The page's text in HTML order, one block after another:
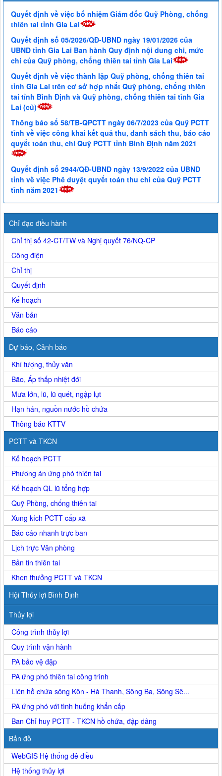
Quyết định về việc bổ nhiệm Giám đốc Quỹ Phòng, chống
thiên tai tỉnh Gia Lai
Quyết định số 05/2026/QĐ-UBND ngày 19/01/2026 của
UBND tỉnh Gia Lai Ban hành Quy định nội dung chi, mức
chi của Quỹ phòng, chống thiên tai tỉnh Gia Lai
Quyết định về việc thành lập Quỹ phòng, chống thiên tai
tỉnh Gia Lai trên cơ sở hợp nhất Quỹ phòng, chống thiên
tai tỉnh Bình Định và Quỹ phòng, chống thiên tai tỉnh Gia
Lai (cũ)
Thông báo số 58/TB-QPCTT ngày 06/7/2023 của Quỹ PCTT
tỉnh về việc công khai kết quả thu, danh sách thu, báo cáo
quyết toán thu, chi Quỹ PCTT tỉnh Bình Định năm 2021
Quyết định số 2944/QĐ-UBND ngày 13/9/2022 của UBND
tỉnh về việc Phê duyệt quyết toán thu chi của Quỹ PCTT
tỉnh năm 2021
Chỉ đạo điều hành
Chỉ thị số 42-CT/TW và Nghị quyết 76/NQ-CP
Công điện
Chỉ thị
Quyết định
Kế hoạch
Văn bản
Báo cáo
Dự báo, Cảnh báo
Khí tượng, thủy văn
Bão, Áp thấp nhiệt đới
Mưa lớn, lũ, lũ quét, ngập lụt
Hạn hán, nguồn nước hồ chứa
Thông báo KTTV
PCTT và TKCN
Kế hoạch PCTT
Phương án ứng phó thiên tai
Kế hoạch QL lũ tổng hợp
Quỹ Phòng, chống thiên tai
Xung kích PCTT cấp xã
Báo cáo nhanh trực ban
Lịch trực Văn phòng
Bản tin thiên tai
Khen thưởng PCTT và TKCN
Hội Thủy lợi Bình Định
Thủy lợi
Công trình thủy lợi
Quy trình vận hành
PA bảo vệ đập
PA ứng phó thiên tai công trình
Liên hồ chứa sông Kôn - Hà Thanh, Sông Ba, Sông Sê...
PA ứng phó với tình huống khẩn cấp
Ban Chỉ huy PCTT - TKCN hồ chứa, đập dâng
Bản đồ
WebGIS Hệ thống đê điều
Hệ thống thủy lợi